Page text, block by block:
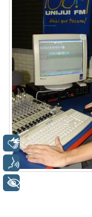
Libras
Voz